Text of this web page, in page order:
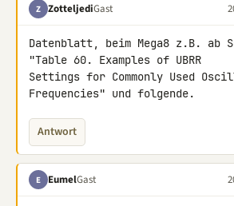
Z ZotteljediGast
Datenblatt, beim Mega8 z.B. ab
"Table 60. Examples of UBRR
Settings for Commonly Used
Frequencies" und folgende.
Antwort
E EumelGast